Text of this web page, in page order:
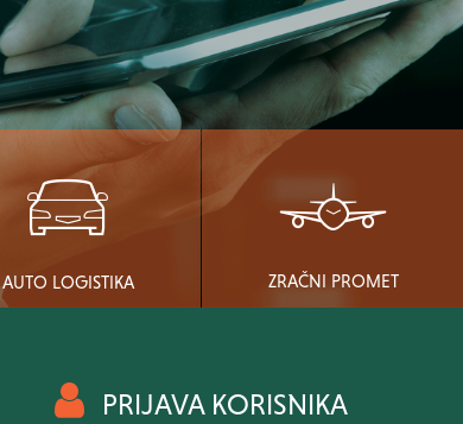
AUTO LOGISTIKA ZRAČNI PROMET
PRIJAVA KORISNIKA